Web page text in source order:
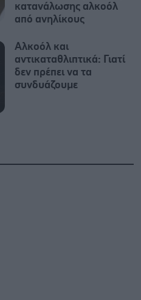
κατανάλωσης αλκοόλ
από ανηλίκους
Αλκοόλ και
αντικαταθλιπτικά: Γιατί
δεν πρέπει να τα
συνδυάζουμε